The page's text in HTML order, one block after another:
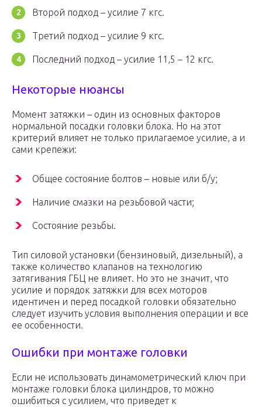
Второй подход – усилие 7 кгс.
Третий подход – усилие 9 кгс.
Последний подход – усилие 11,5 – 12 кгс.
Некоторые нюансы
Момент затяжки – один из основных факторов
нормальной посадки головки блока. Но на этот
критерий влияет не только прилагаемое усилие, а и
сами крепежи:
Общее состояние болтов – новые или б/у;
Наличие смазки на резьбовой части;
Состояние резьбы.
Тип силовой установки (бензиновый, дизельный), а
также количество клапанов на технологию
затягивания ГБЦ не влияет. Но это не значит, что
усилие и порядок затяжки для всех моторов
идентичен и перед посадкой головки обязательно
следует изучить условия выполнения операции и все
ее особенности.
Ошибки при монтаже головки
Если не использовать динамометрический ключ при
монтаже головки блока цилиндров, то можно
ошибиться с усилием, что приведет к